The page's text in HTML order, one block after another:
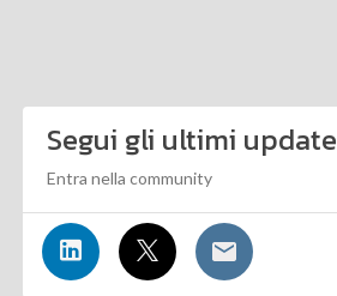
Segui gli ultimi update
Entra nella community